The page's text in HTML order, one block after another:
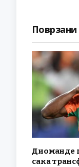
Поврзани
Диоманде
сака